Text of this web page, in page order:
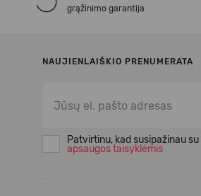
grąžinimo garantija
NAUJIENLAIŠKIO PRENUMERATA
Patvirtinu, kad susipažinau su
apsaugos taisyklėmis